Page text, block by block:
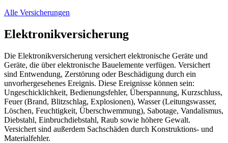
Alle Versicherungen
Elektronikversicherung
Die Elektronikversicherung versichert elektronische Geräte und
Geräte, die über elektronische Bauelemente verfügen. Versichert
sind Entwendung, Zerstörung oder Beschädigung durch ein
unvorhergesehenes Ereignis. Diese Ereignisse können sein:
Ungeschicklichkeit, Bedienungsfehler, Überspannung, Kurzschluss,
Feuer (Brand, Blitzschlag, Explosionen), Wasser (Leitungswasser,
Löschen, Feuchtigkeit, Überschwemmung), Sabotage, Vandalismus,
Diebstahl, Einbruchdiebstahl, Raub sowie höhere Gewalt.
Versichert sind außerdem Sachschäden durch Konstruktions- und
Materialfehler.